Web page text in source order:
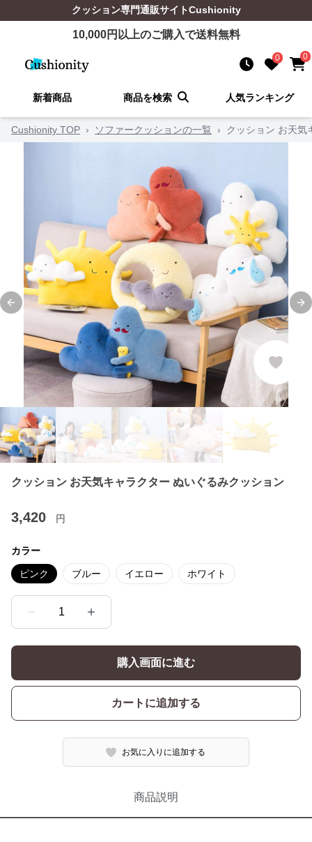
クッション専門通販サイトCushionity
10,000円以上のご購入で送料無料
0 0
新着商品 商品を検索 人気ランキング
Cushionity TOP › ソファークッションの一覧 › クッション お天気
Previous slide
クッション お天気キャラクター ぬいぐるみクッション
3,420 円
カラー
ピンク ブルー イエロー ホワイト
1
購入画面に進む
カートに追加する
お気に入りに追加する
商品説明